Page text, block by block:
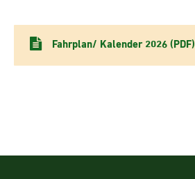
Fahrplan/ Kalender 2026 (PDF)